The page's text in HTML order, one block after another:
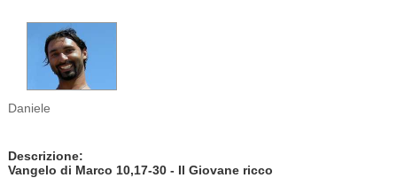
Daniele
Descrizione:
Vangelo di Marco 10,17-30 - Il Giovane ricco